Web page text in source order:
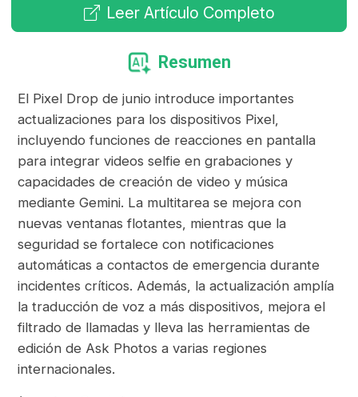
Leer Artículo Completo
Resumen
El Pixel Drop de junio introduce importantes
actualizaciones para los dispositivos Pixel,
incluyendo funciones de reacciones en pantalla
para integrar videos selfie en grabaciones y
capacidades de creación de video y música
mediante Gemini. La multitarea se mejora con
nuevas ventanas flotantes, mientras que la
seguridad se fortalece con notificaciones
automáticas a contactos de emergencia durante
incidentes críticos. Además, la actualización amplía
la traducción de voz a más dispositivos, mejora el
filtrado de llamadas y lleva las herramientas de
edición de Ask Photos a varias regiones
internacionales.